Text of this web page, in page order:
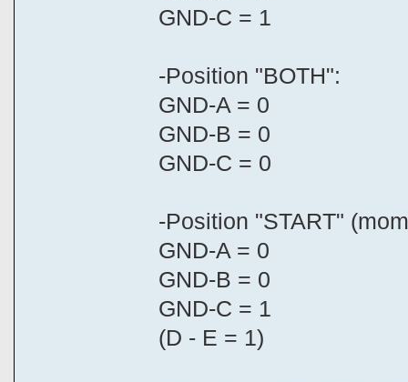
GND-C = 1
-Position "BOTH":
GND-A = 0
GND-B = 0
GND-C = 0
-Position "START"
GND-A = 0
GND-B = 0
GND-C = 1
(D - E = 1)